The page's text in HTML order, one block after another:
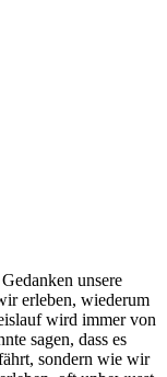
unsere
erleben, wiederum
wird immer von
sagen, dass es
sondern wie wir